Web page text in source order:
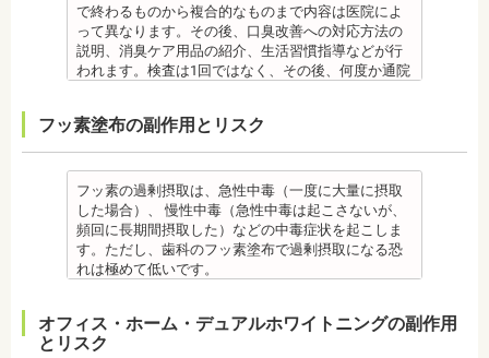
びりついた汚れを落とすことができます。 歯科で主
に歯の着色やタバコのヤニ除去の用途として使われ
ていますが、歯周ポケット内の歯周病の細菌除去に
も効果があります。
監修医情報 菊地由利佳先生
日本歯科大学新潟生命歯学部卒業
備考
ご自身の唾液の量、性質、虫歯の原因菌の量を知
り、虫歯予防とセルフケア強化を目的とした検査で
す。
になる程歯が溶けやすい）
た、よく噛んでいるか、甘いものを摂る頻度なども
同時に確認します。
監修医情報 菊地由利佳先生
【プロフィール】
日本歯科大学新潟生命歯学部卒業
新潟大学医歯学総合病院にて研修
都内歯科医院にて勤務
で終わるものから複合的なものまで内容は医院によ
って異なります。その後、口臭改善への対応方法の
説明、消臭ケア用品の紹介、生活習慣指導などが行
われます。検査は1回ではなく、その後、何度か通院
備考
口臭は、体調や病気と関わりがあることも多く、口
臭で悩んでいる場合はその関連性も合わせて検査が
必要です。また、よく食べる食べ物、ブラッシング
不足、喫煙や飲酒などが影響する場合もあるので、
原因がわかれば口臭軽減に向けて指導が行われま
す。
監修医情報 菊地由利佳先生
新潟大学医歯学総合病院にて研修
都内歯科医院にて勤務
フッ素塗布の副作用とリスク
フッ素の過剰摂取は、急性中毒（一度に大量に摂取
した場合）、 慢性中毒（急性中毒は起こさないが、
頻回に長期間摂取した）などの中毒症状を起こしま
す。ただし、歯科のフッ素塗布で過剰摂取になる恐
れは極めて低いです。
（過剰摂取）推定中毒量は、5歳児（体重18Kg）が
週5回法のフッ化物洗口液（0.05％フッ化ナトリウム
オフィス・ホーム・デュアルホワイトニングの副作用
とリスク